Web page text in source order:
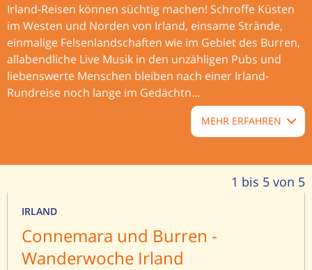
Irland-Reisen können süchtig machen! Schroffe Küsten
im Westen und Norden von Irland, einsame Strände,
einmalige Felsenlandschaften wie im Gebiet des Burren,
allabendliche Live Musik in den unzähligen Pubs und
liebenswerte Menschen bleiben nach einer Irland-
Rundreise noch lange im Gedächtn...
MEHR ERFAHREN
1 bis 5 von 5
IRLAND
Connemara und Burren -
Wanderwoche Irland